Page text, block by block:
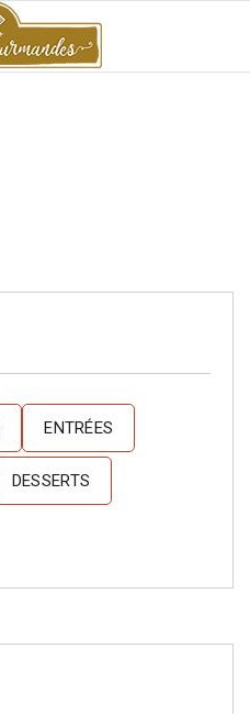
ENTRÉES
DESSERTS